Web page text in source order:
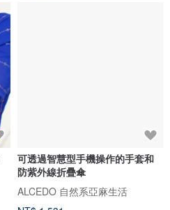
可透過智慧型手機操作的手套和
防紫外線折疊傘
ALCEDO 自然系亞麻生活